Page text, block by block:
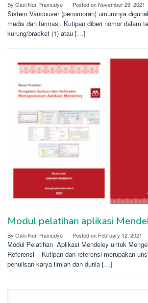
By Gani Nur Pramudyo Posted onNovember 29, 2021
Sistem Vancouver (penomoran) umumnya
medis dan farmasi. Kutipan diberi nomor dalam
kurung/bracket (1) atau […]
Modul pelatihan aplikasi
By Gani Nur Pramudyo Posted on February 12, 2021
Modul Pelatihan Aplikasi Mendeley untuk
Referensi – Kutipan dan referensi merupakan
penulisan karya ilmiah dan dunia […]